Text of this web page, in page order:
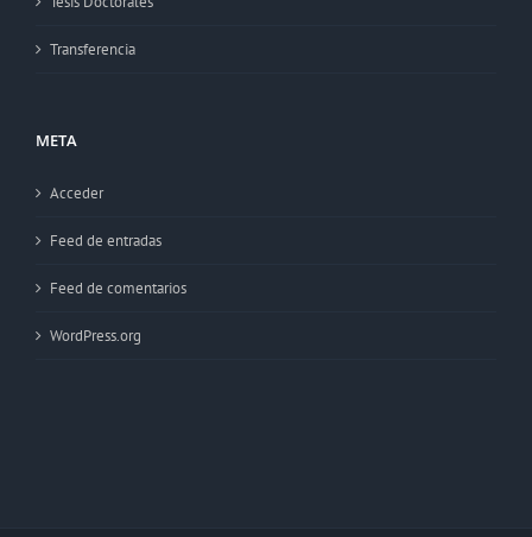
Transferencia
META
Acceder
Feed de entradas
Feed de comentarios
WordPress.org